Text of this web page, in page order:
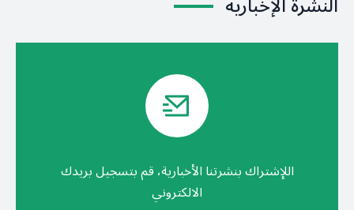
اللإشتراك بنشرتنا الأخبارية، قم بتسجيل بريدك
الالكتروني